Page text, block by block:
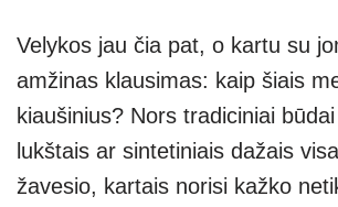
Velykos jau čia pat, o kartu su
amžinas klausimas: kaip šiais
kiaušinius? Nors tradiciniai
lukštais ar sintetiniais dažais
žavesio, kartais norisi kažko